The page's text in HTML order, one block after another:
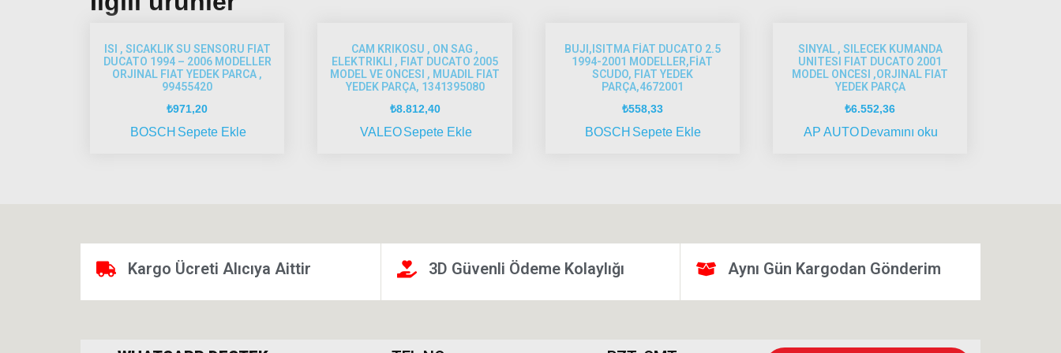
ISI , SICAKLIK SU SENSORU FIAT
DUCATO 1994 – 2006 MODELLER
ORJINAL FIAT YEDEK PARCA ,
99455420
₺971,20
BOSCH Sepete Ekle
CAM KRIKOSU , ON SAG ,
ELEKTRIKLI , FIAT DUCATO 2005
MODEL VE ONCESI , MUADIL FIAT
YEDEK PARÇA, 1341395080
₺8.812,40
VALEO Sepete Ekle
BUJI,ISITMA FİAT DUCATO 2.5
1994-2001 MODELLER,FİAT
SCUDO, FIAT YEDEK
PARÇA,4672001
₺558,33
BOSCH Sepete Ekle
SINYAL , SILECEK KUMANDA
UNITESI FIAT DUCATO 2001
MODEL ONCESI ,ORJINAL FIAT
YEDEK PARÇA
₺6.552,36
AP AUTO Devamını oku
Kargo Ücreti Alıcıya Aittir 3D Güvenli Ödeme Kolaylığı Aynı Gün Kargodan Gönderim